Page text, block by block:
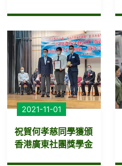
2021-11-01
祝賀何孝慈同學獲頒
香港廣東社團獎學金